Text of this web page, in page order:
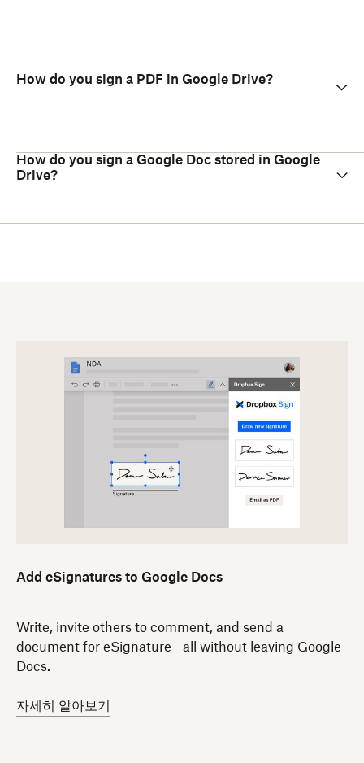
How do you sign a PDF in Google Drive?
How do you sign a Google Doc stored in Google
Drive?
Add eSignatures to Google Docs
Write, invite others to comment, and send a
document for eSignature—all without leaving Google
Docs.
자세히 알아보기